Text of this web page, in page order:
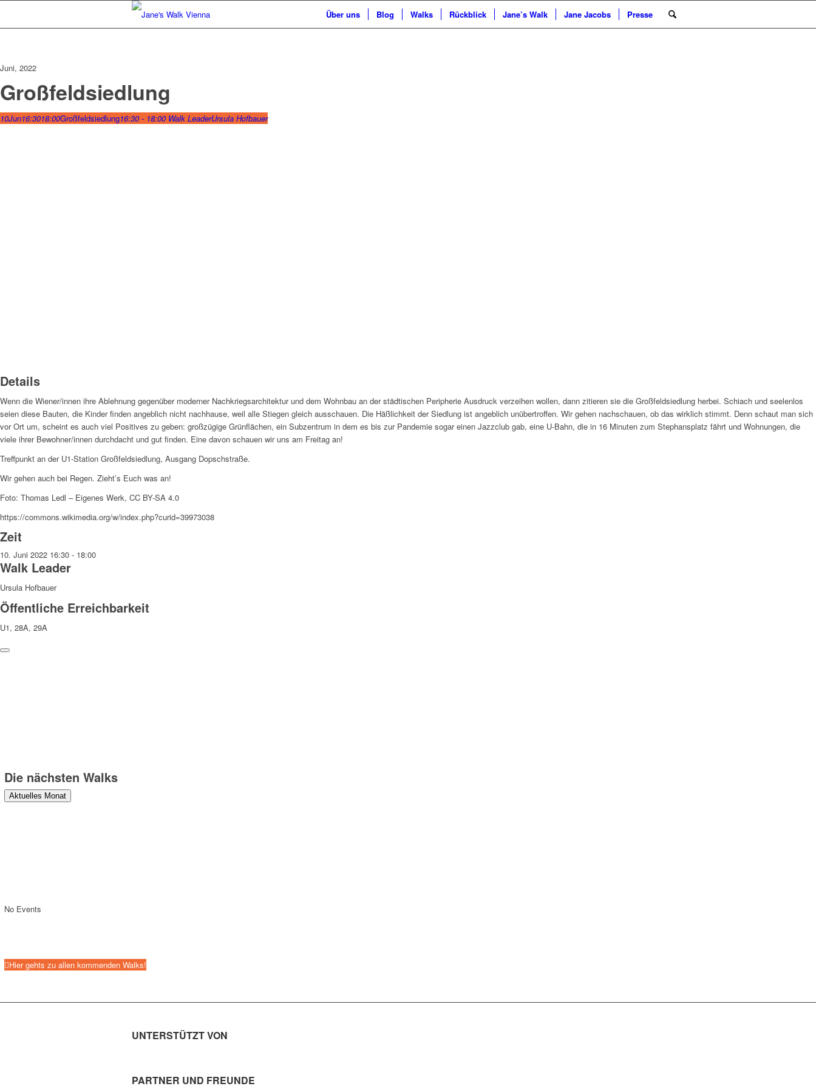
Über uns Blog Walks Rückblick Jane’s Walk Jane Jacobs Presse
Juni, 2022
Großfeldsiedlung
10Jun16:3018:00Großfeldsiedlung16:30 - 18:00 Walk LeaderUrsula Hofbauer
Details
Wenn die Wiener/innen ihre Ablehnung gegenüber moderner Nachkriegsarchitektur und dem Wohnbau an der städtischen Peripherie Ausdruck verzeihen wollen, dann zitieren sie die Großfeldsiedlung herbei. Schiach und seelenlos
seien diese Bauten, die Kinder finden angeblich nicht nachhause, weil alle Stiegen gleich ausschauen. Die Häßlichkeit der Siedlung ist angeblich unübertroffen. Wir gehen nachschauen, ob das wirklich stimmt. Denn schaut man sich
vor Ort um, scheint es auch viel Positives zu geben: großzügige Grünflächen, ein Subzentrum in dem es bis zur Pandemie sogar einen Jazzclub gab, eine U-Bahn, die in 16 Minuten zum Stephansplatz fährt und Wohnungen, die
viele ihrer Bewohner/innen durchdacht und gut finden. Eine davon schauen wir uns am Freitag an!
Treffpunkt an der U1-Station Großfeldsiedlung, Ausgang Dopschstraße.
Wir gehen auch bei Regen. Zieht’s Euch was an!
Foto: Thomas Ledl – Eigenes Werk, CC BY-SA 4.0
https://commons.wikimedia.org/w/index.php?curid=39973038
Zeit
10. Juni 2022 16:30 - 18:00
Walk Leader
Ursula Hofbauer
Öffentliche Erreichbarkeit
U1, 28A, 29A
Die nächsten Walks
Aktuelles Monat
No Events
Hier gehts zu allen kommenden Walks!
UNTERSTÜTZT VON
PARTNER UND FREUNDE